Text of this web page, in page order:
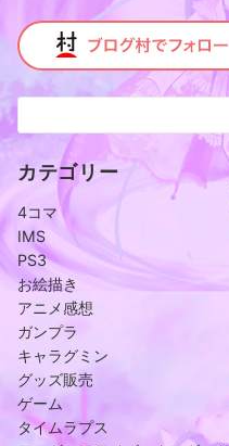
カテゴリー
4コマ
IMS
PS3
お絵描き
アニメ感想
ガンプラ
キャラグミン
グッズ販売
ゲーム
タイムラプス